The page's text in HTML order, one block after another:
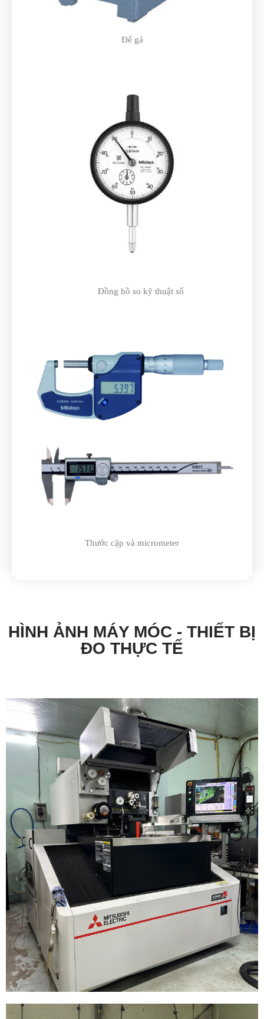
Đế gá
Đồng hồ so kỹ thuật số
Thước cặp và micrometer
Máy chiếu biên dạng (Profile Projector)
Máy chiếu biên dạng (Profile Projector)
HÌNH ẢNH MÁY MÓC - THIẾT BỊ
ĐO THỰC TẾ